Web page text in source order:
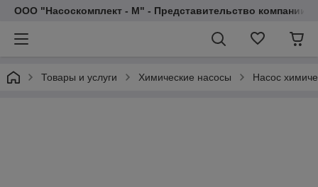
ООО "Насоскомплект - М" - Представительство компании
Товары и услуги Химические насосы Насос